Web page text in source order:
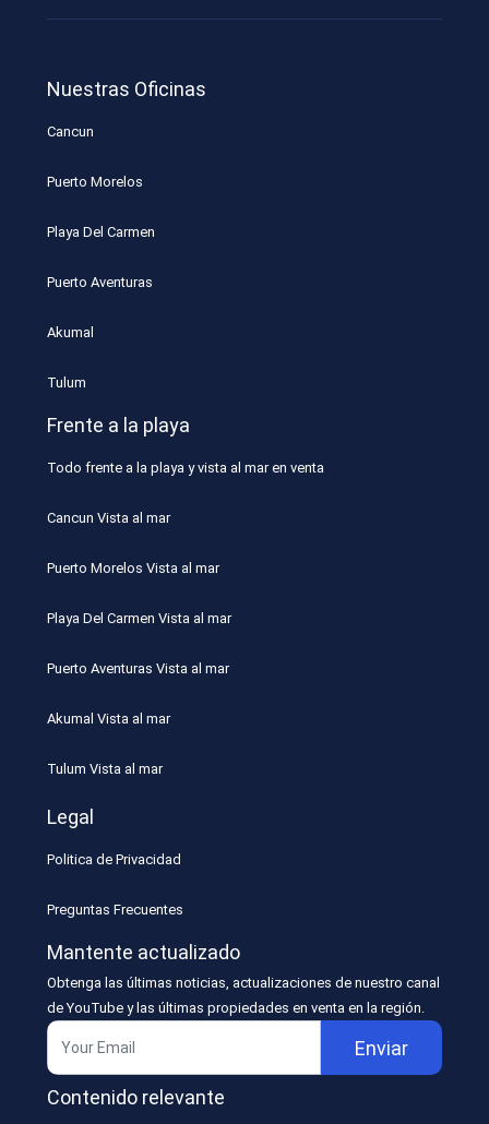
Nuestras Oficinas
Cancun
Puerto Morelos
Playa Del Carmen
Puerto Aventuras
Akumal
Tulum
Frente a la playa
Todo frente a la playa y vista al mar en venta
Cancun Vista al mar
Puerto Morelos Vista al mar
Playa Del Carmen Vista al mar
Puerto Aventuras Vista al mar
Akumal Vista al mar
Tulum Vista al mar
Legal
Politica de Privacidad
Preguntas Frecuentes
Mantente actualizado
Obtenga las últimas noticias, actualizaciones de nuestro canal
de YouTube y las últimas propiedades en venta en la región.
Enviar
Contenido relevante